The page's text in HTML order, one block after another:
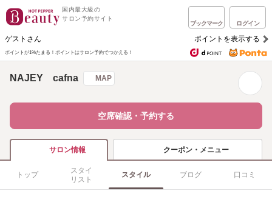
国内最大級の
サロン予約サイト
ブックマーク ログイン
ゲストさん ポイントを表示する
ポイントが1%たまる！ ポイントはサロン予約でつかえる！
NAJEY cafna MAP
空席確認・予約する
サロン情報 クーポン・メニュー
トップ
スタイ
リスト
スタイル ブログ 口コミ